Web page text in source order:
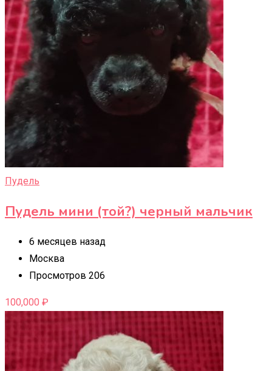
Пудель
Пудель мини (той?) черный мальчик
6 месяцев назад
Москва
Просмотров 206
100,000 ₽